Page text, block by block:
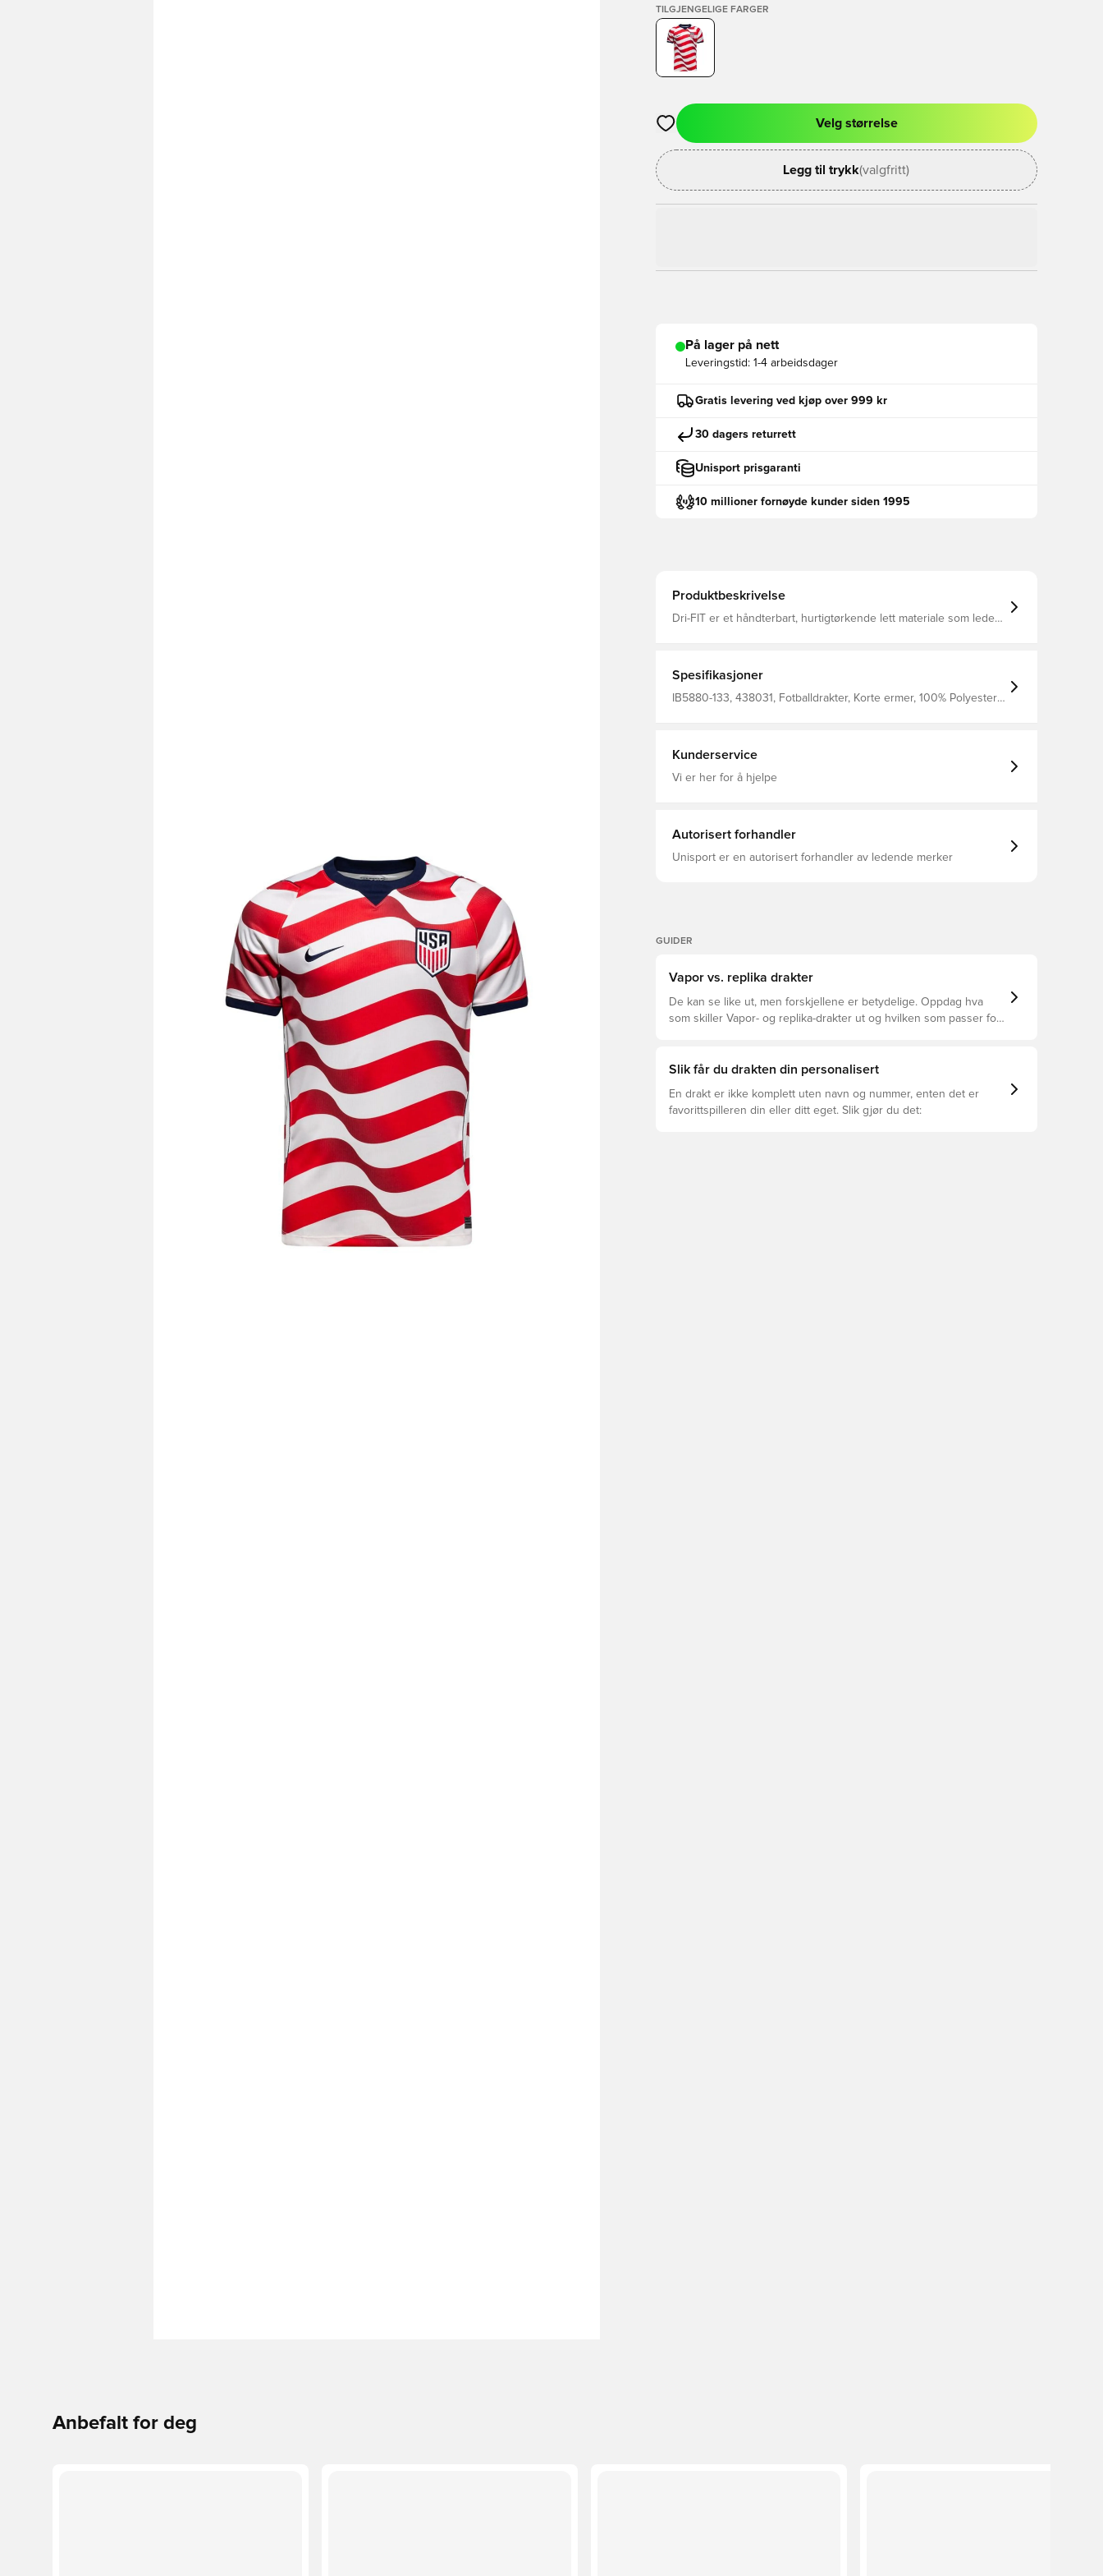
TILGJENGELIGE FARGER
Åpner en Modal for å logge inn eller registrere deg som medlem
Velg størrelse
Legg til trykk(valgfritt)
På lager på nett
Leveringstid: 1-4 arbeidsdager
Gratis levering ved kjøp over 999 kr
30 dagers returrett
Unisport prisgaranti
10 millioner fornøyde kunder siden 1995
Produktbeskrivelse
Dri-FIT er et håndterbart, hurtigtørkende lett materiale som leder
Spesifikasjoner
IB5880-133, 438031, Fotballdrakter, Korte ermer, 100% Polyester,
Kunderservice
Vi er her for å hjelpe
Autorisert forhandler
Unisport er en autorisert forhandler av ledende merker
GUIDER
Vapor vs. replika drakter
De kan se like ut, men forskjellene er betydelige. Oppdag hva
som skiller Vapor- og replika-drakter ut og hvilken som passer for
Slik får du drakten din personalisert
En drakt er ikke komplett uten navn og nummer, enten det er
favorittspilleren din eller ditt eget. Slik gjør du det:
Anbefalt for deg